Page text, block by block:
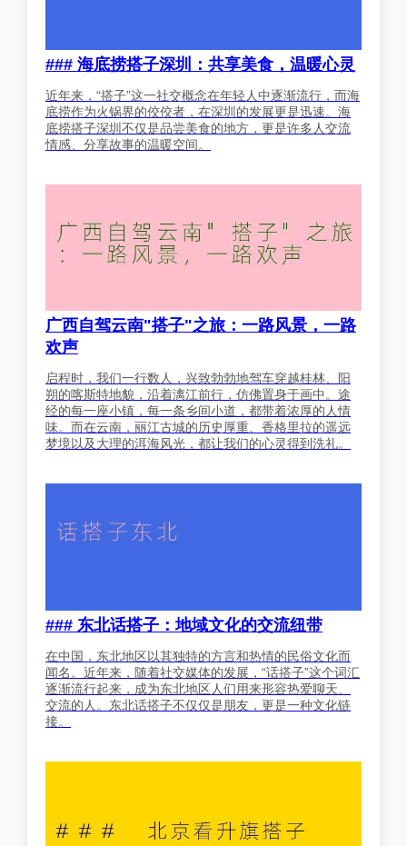
### 海底捞搭子深圳：共享美食，温暖心灵
近年来，“搭子”这一社交概念在年轻人中逐渐流行，而海
底捞作为火锅界的佼佼者，在深圳的发展更是迅速。海
底捞搭子深圳不仅是品尝美食的地方，更是许多人交流
情感、分享故事的温暖空间。
广西自驾云南"搭子"之旅：一路风景，一路
欢声
启程时，我们一行数人，兴致勃勃地驾车穿越桂林、阳
朔的喀斯特地貌，沿着漓江前行，仿佛置身于画中。途
经的每一座小镇，每一条乡间小道，都带着浓厚的人情
味。而在云南，丽江古城的历史厚重、香格里拉的遥远
梦境以及大理的洱海风光，都让我们的心灵得到洗礼。
### 东北话搭子：地域文化的交流纽带
在中国，东北地区以其独特的方言和热情的民俗文化而
闻名。近年来，随着社交媒体的发展，“话搭子”这个词汇
逐渐流行起来，成为东北地区人们用来形容热爱聊天、
交流的人。东北话搭子不仅仅是朋友，更是一种文化链
接。